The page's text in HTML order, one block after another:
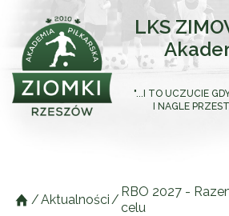
LKS
"...I TO UCZUCIE
I NAGLE
/Aktualności /
RBO 2027 -
celu